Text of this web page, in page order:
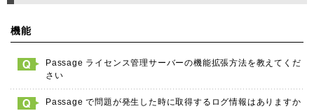
機能
Passage ライセンス管理サーバーの機能拡張方法を教えてくだ
さい
Passage で問題が発生した時に取得するログ情報はありますか